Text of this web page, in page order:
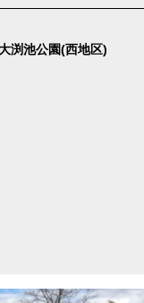
渕池公園(西地区)